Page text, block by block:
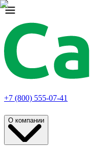
+7 (800) 555-07-41
О компании